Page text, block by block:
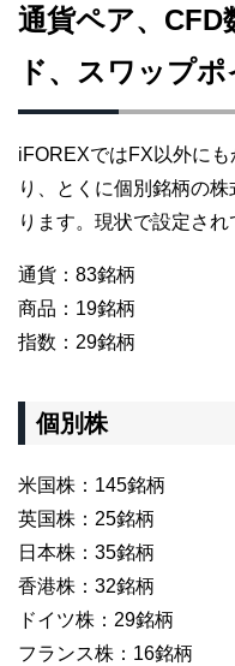
通貨ペア、CFD
ド、スワップポ
iFOREXではFX以外に
り、とくに個別銘柄の
ります。現状で設定され
通貨：83銘柄
商品：19銘柄
指数：29銘柄
個別株
米国株：145銘柄
英国株：25銘柄
日本株：35銘柄
香港株：32銘柄
ドイツ株：29銘柄
フランス株：16銘柄